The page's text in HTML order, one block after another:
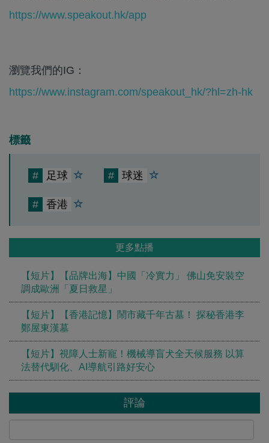
https://www.speakout.hk/app
瀏覽我們的IG：
https://www.instagram.com/speakout_hk/?hl=zh-hk
標籤
# 足球 # 球迷
# 香港
更多點播
【短片】【品牌出海】中國「冷實力」 佛山免安裝空
調成歐洲「夏日救星」
【短片】【香港記憶】鬧市藏千年古墓！ 探秘香港李
鄭屋東漢墓
【短片】視障人士新寵！機械導盲犬全天候服務 以算
法替代馴化、AI導航引路好安心
評論